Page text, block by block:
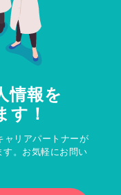
情報を
す！
ャリアパートナーが
。お気軽にお問い